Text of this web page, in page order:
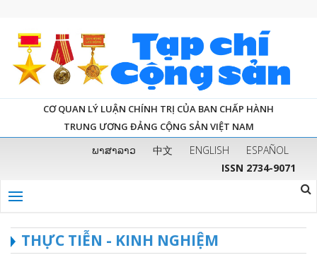
CƠ QUAN LÝ LUẬN CHÍNH TRỊ CỦA BAN CHẤP HÀNH
TRUNG ƯƠNG ĐẢNG CỘNG SẢN VIỆT NAM
ພາສາລາວ 中文 ENGLISH
ESPAÑOL
ISSN 2734-9071
THỰC TIỄN - KINH NGHIỆM